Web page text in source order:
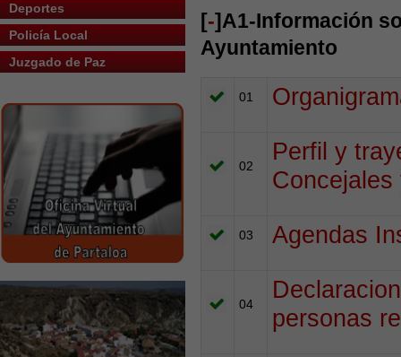
Deportes
Policía Local
Juzgado de Paz
[-]A1-Información
Ayuntamiento
01
02
Perfil y
03 Agendas
04
personas